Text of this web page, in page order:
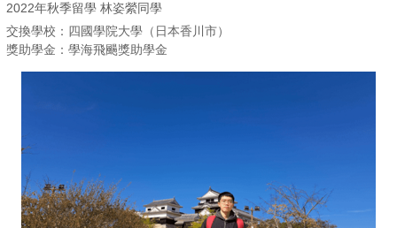
2022年秋季留學 林姿縈同學
交換學校：四國學院大學（日本香川市）
獎助學金：學海飛颺獎助學金